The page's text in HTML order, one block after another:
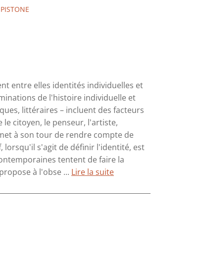
entre elles identités individuelles et
de l'histoire individuelle et
littéraires – incluent des facteurs
le citoyen, le penseur, l'artiste,
à son tour de rendre compte de
lorsqu'il s'agit de définir l'identité, est
tentent de faire la
à l'obse ... Lire la suite